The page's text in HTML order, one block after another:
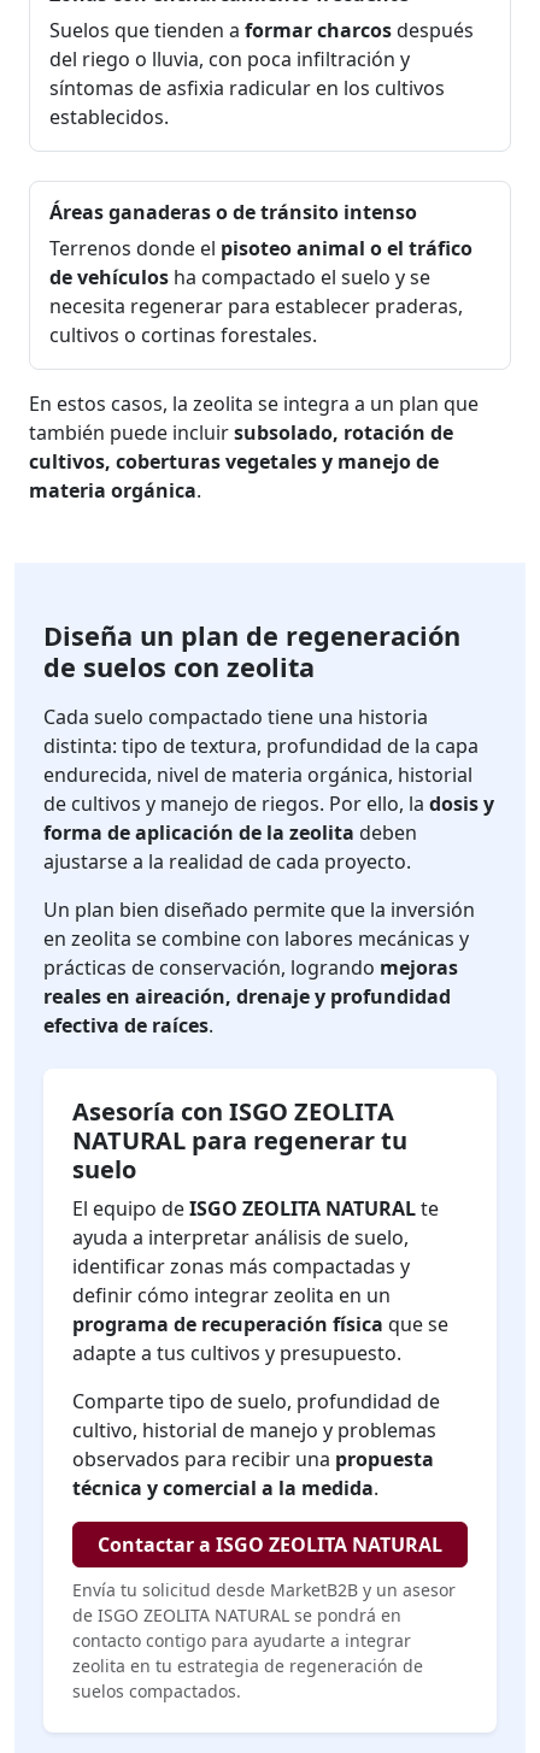
Suelos que tienden a formar charcosdespués
del riego o lluvia, con poca infiltración y
síntomas de asfixia radicular en los cultivos
establecidos.
Áreas ganaderas o de tránsito intenso
Terrenos donde el pisoteo animal o el tráfico
de vehículos ha compactado el suelo y se
necesita regenerar para establecer praderas,
cultivos o cortinas forestales.
En estos casos, la zeolita se integra a un plan que
también puede incluirsubsolado, rotación de
cultivos, coberturas vegetales y manejo de
materia orgánica.
Diseña un plan de regeneración
de suelos con zeolita
Cada suelo compactado tiene una historia
distinta: tipo de textura, profundidad de la capa
endurecida, nivel de materia orgánica, historial
de cultivos y manejo de riegos. Por ello, la dosis y
forma de aplicación de la zeolita deben
ajustarse a la realidad de cada proyecto.
Un plan bien diseñado permite que la inversión
en zeolita se combine con labores mecánicas y
prácticas de conservación, logrando mejoras
reales en aireación, drenaje y profundidad
efectiva de raíces.
Asesoría con ISGO ZEOLITA
NATURAL para regenerar tu
suelo
El equipo deISGO ZEOLITA NATURALte
ayuda a interpretar análisis de suelo,
identificar zonas más compactadas y
definir cómo integrar zeolita en un
programa de recuperación física que se
adapte a tus cultivos y presupuesto.
Comparte tipo de suelo, profundidad de
cultivo, historial de manejo y problemas
observados para recibir una propuesta
técnica y comercial a la medida.
Contactar a ISGO ZEOLITA NATURAL
Envía tu solicitud desde MarketB2B y un asesor
de ISGO ZEOLITA NATURAL se pondrá en
contacto contigo para ayudarte a integrar
zeolita en tu estrategia de regeneración de
suelos compactados.